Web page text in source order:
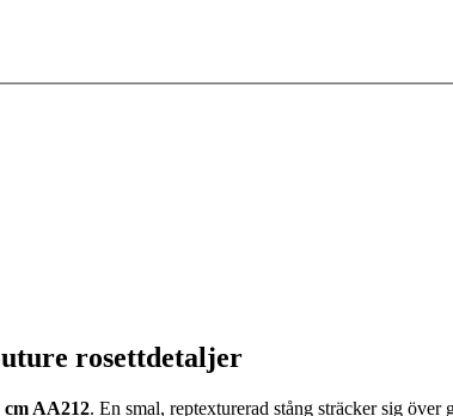
rosettdetaljer
AA212. En smal, reptexturerad stång sträcker sig